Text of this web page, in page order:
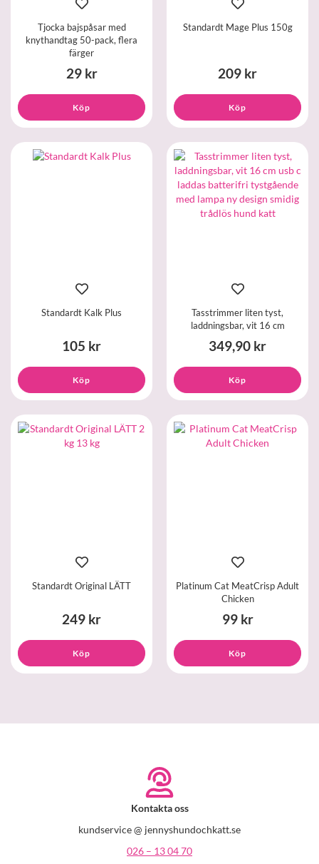
Tjocka bajspåsar med
knythandtag 50-pack, flera
färger
29 kr
Köp
Standardt Mage Plus 150g
209 kr
Köp
Standardt Kalk Plus
105 kr
Köp
Tasstrimmer liten tyst,
laddningsbar, vit 16 cm
349,90 kr
Köp
Standardt Original LÄTT
249 kr
Köp
Platinum Cat MeatCrisp Adult
Chicken
99 kr
Köp
Kontakta oss
kundservice @ jennyshundochkatt.se
026 – 13 04 70